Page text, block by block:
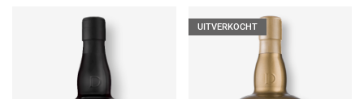
UITVERKOCHT